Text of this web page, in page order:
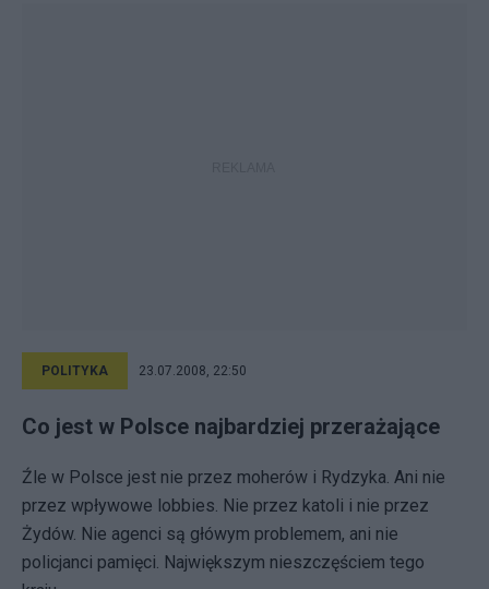
POLITYKA 23.07.2008, 22:50
Co jest w Polsce najbardziej przerażające
Źle w Polsce jest nie przez moherów i Rydzyka. Ani nie
przez wpływowe lobbies. Nie przez katoli i nie przez
Żydów. Nie agenci są główym problemem, ani nie
policjanci pamięci. Największym nieszczęściem tego